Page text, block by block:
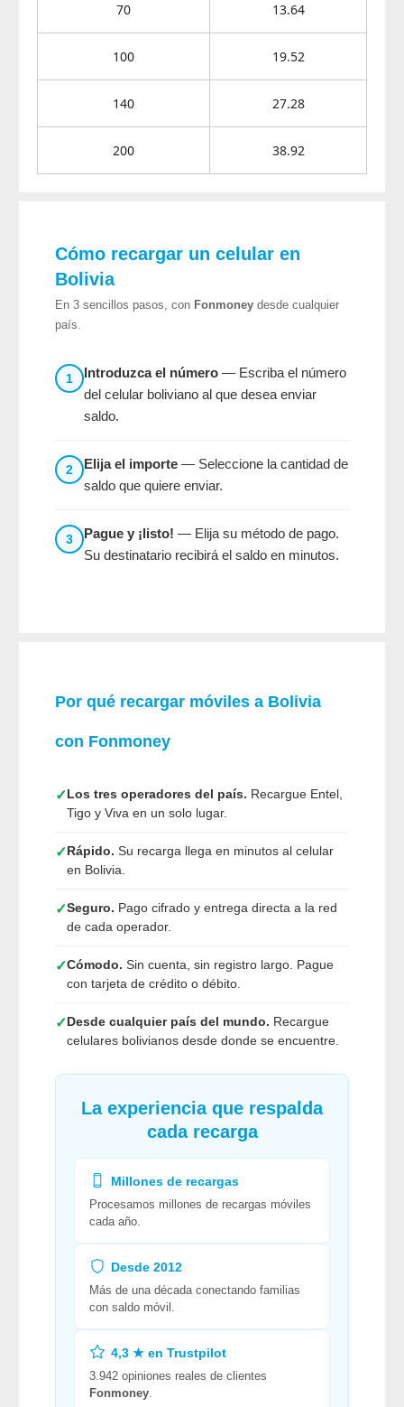
70 13.64
100 19.52
140 27.28
200 38.92
Cómo recargar un celular en
Bolivia
En 3 sencillos pasos, con Fonmoney desde cualquier
país.
1 Introduzca el número — Escriba el número
del celular boliviano al que desea enviar
saldo.
2 Elija el importe — Seleccione la cantidad de
saldo que quiere enviar.
3 Pague y ¡listo! — Elija su método de pago.
Su destinatario recibirá el saldo en minutos.
Por qué recargar móviles a Bolivia
con Fonmoney
✓Los tres operadores del país. Recargue Entel,
Tigo y Viva en un solo lugar.
✓Rápido. Su recarga llega en minutos al celular
en Bolivia.
✓Seguro. Pago cifrado y entrega directa a la red
de cada operador.
✓Cómodo. Sin cuenta, sin registro largo. Pague
con tarjeta de crédito o débito.
✓Desde cualquier país del mundo. Recargue
celulares bolivianos desde donde se encuentre.
La experiencia que respalda
cada recarga
Millones de recargas
Procesamos millones de recargas móviles
cada año.
Desde 2012
Más de una década conectando familias
con saldo móvil.
4,3 ★ en Trustpilot
3.942 opiniones reales de clientes
Fonmoney.